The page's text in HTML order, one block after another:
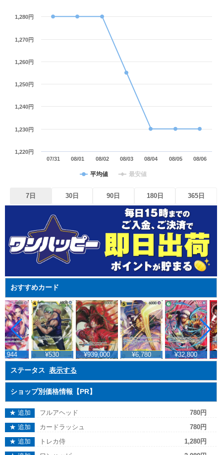
平均値 最安値
07/31 08/01 08/02 08/03 08/04 08/05 08/06
1,220円
1,230円
1,240円
1,250円
1,260円
1,270円
1,280円
7日 30日 90日 180日 365日
おすすめカード
¥530 ¥939,000 ¥6,780 ¥32,800
ステータス 表示する
ショップ別価格情報【PR】
★ 追加 フルアヘッド
780円
★ 追加
カードラッシュ
780円
★ 追加
トレカ侍
1,280円